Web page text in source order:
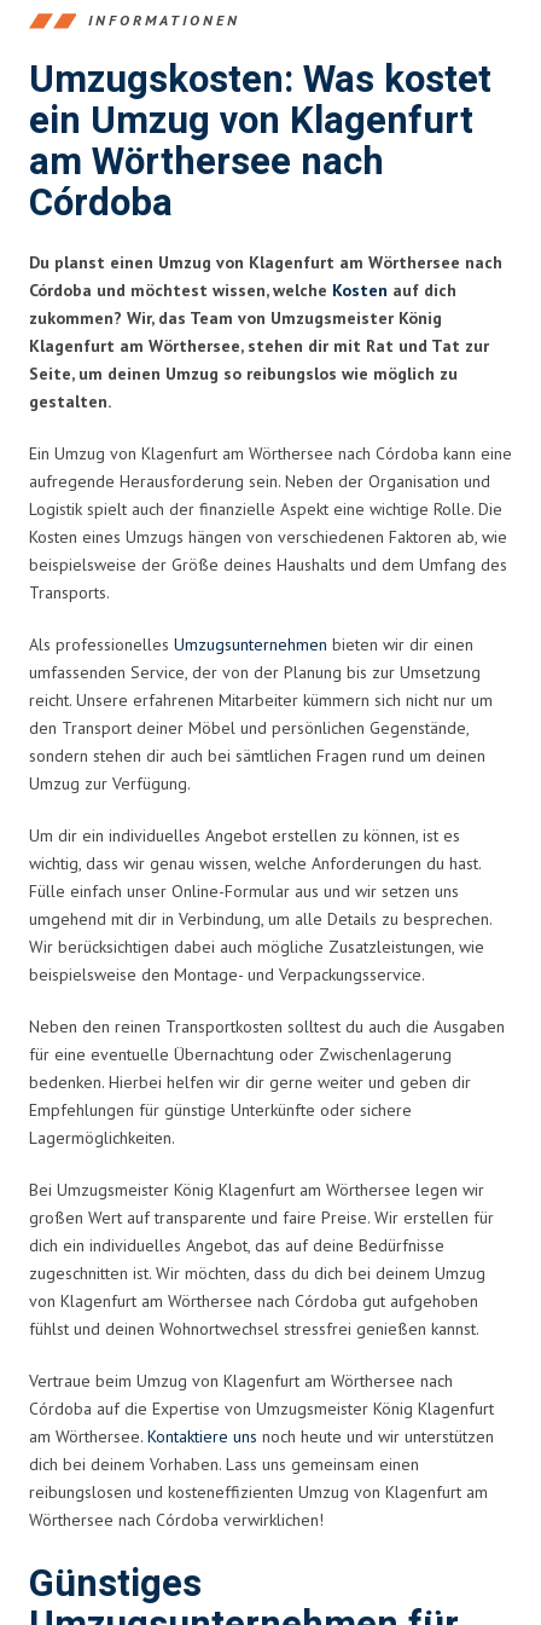
INFORMATIONEN
Umzugskosten: Was kostet
ein Umzug von Klagenfurt
am Wörthersee nach
Córdoba
Du planst einen Umzug von Klagenfurt am Wörthersee nach
Córdoba und möchtest wissen, welche Kosten auf dich
zukommen? Wir, das Team von Umzugsmeister König
Klagenfurt am Wörthersee, stehen dir mit Rat und Tat zur
Seite, um deinen Umzug so reibungslos wie möglich zu
gestalten.
Ein Umzug von Klagenfurt am Wörthersee nach Córdoba kann eine
aufregende Herausforderung sein. Neben der Organisation und
Logistik spielt auch der finanzielle Aspekt eine wichtige Rolle. Die
Kosten eines Umzugs hängen von verschiedenen Faktoren ab, wie
beispielsweise der Größe deines Haushalts und dem Umfang des
Transports.
Als professionelles Umzugsunternehmen bieten wir dir einen
umfassenden Service, der von der Planung bis zur Umsetzung
reicht. Unsere erfahrenen Mitarbeiter kümmern sich nicht nur um
den Transport deiner Möbel und persönlichen Gegenstände,
sondern stehen dir auch bei sämtlichen Fragen rund um deinen
Umzug zur Verfügung.
Um dir ein individuelles Angebot erstellen zu können, ist es
wichtig, dass wir genau wissen, welche Anforderungen du hast.
Fülle einfach unser Online-Formular aus und wir setzen uns
umgehend mit dir in Verbindung, um alle Details zu besprechen.
Wir berücksichtigen dabei auch mögliche Zusatzleistungen, wie
beispielsweise den Montage- und Verpackungsservice.
Neben den reinen Transportkosten solltest du auch die Ausgaben
für eine eventuelle Übernachtung oder Zwischenlagerung
bedenken. Hierbei helfen wir dir gerne weiter und geben dir
Empfehlungen für günstige Unterkünfte oder sichere
Lagermöglichkeiten.
Bei Umzugsmeister König Klagenfurt am Wörthersee legen wir
großen Wert auf transparente und faire Preise. Wir erstellen für
dich ein individuelles Angebot, das auf deine Bedürfnisse
zugeschnitten ist. Wir möchten, dass du dich bei deinem Umzug
von Klagenfurt am Wörthersee nach Córdoba gut aufgehoben
fühlst und deinen Wohnortwechsel stressfrei genießen kannst.
Vertraue beim Umzug von Klagenfurt am Wörthersee nach
Córdoba auf die Expertise von Umzugsmeister König Klagenfurt
am Wörthersee. Kontaktiere uns noch heute und wir unterstützen
dich bei deinem Vorhaben. Lass uns gemeinsam einen
reibungslosen und kosteneffizienten Umzug von Klagenfurt am
Wörthersee nach Córdoba verwirklichen!
Günstiges